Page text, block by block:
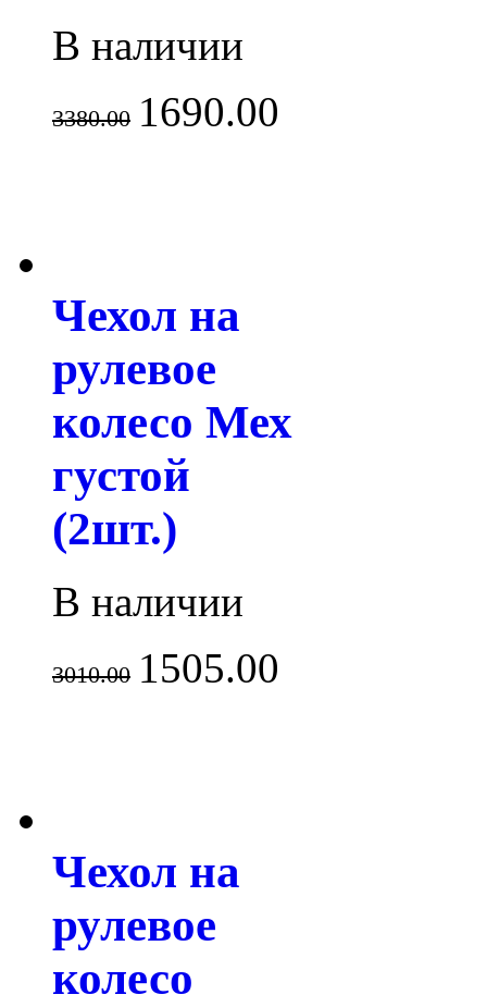
В наличии
3380.00 1690.00
Чехол на
рулевое
колесо Мех
густой
(2шт.)
В наличии
3010.00 1505.00
Чехол на
рулевое
колесо